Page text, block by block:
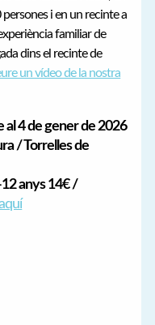
i en un recinte a
familiar de
dins el recinte de
un vídeo de la nostra
al 4 de gener de 2026
/ Torrelles de
anys 14€ /